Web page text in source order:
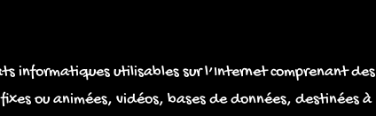
informatiques utilisables sur l’Internet comprenant des
ou animées, vidéos, bases de données, destinées à